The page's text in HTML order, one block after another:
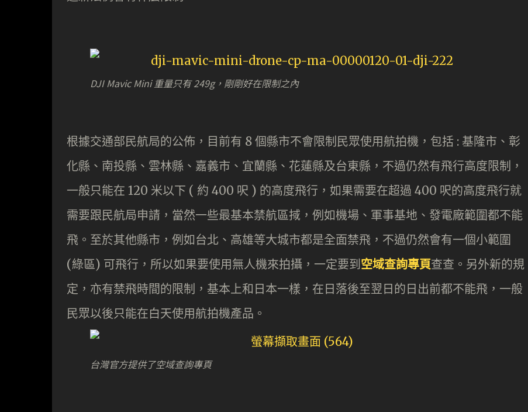
DJI Mavic Mini 重量只有 249g，剛剛好在限制之內
根據交通部民航局的公佈，目前有 8 個縣市不會限制民眾使用航拍機，包括 : 基隆市、彰
化縣、南投縣、雲林縣、嘉義市、宜蘭縣、花蓮縣及台東縣，不過仍然有飛行高度限制，
一般只能在 120 米以下 ( 約 400 呎 ) 的高度飛行，如果需要在超過 400 呎的高度飛行就
需要跟民航局申請，當然一些最基本禁航區掝，例如機場、軍事基地、發電廠範圍都不能
飛。至於其他縣市，例如台北、高雄等大城市都是全面禁飛，不過仍然會有一個小範圍
(綠區) 可飛行，所以如果要使用無人機來拍攝，一定要到空域查詢專頁查查。另外新的規
定，亦有禁飛時間的限制，基本上和日本一樣，在日落後至翌日的日出前都不能飛，一般
民眾以後只能在白天使用航拍機產品。
台灣官方提供了空域查詢專頁